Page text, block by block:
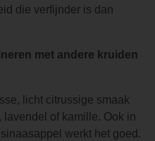
die verfijnder is dan
met andere kruiden
licht citrussige smaak
lavendel of kamille. Ook in
werkt het goed.